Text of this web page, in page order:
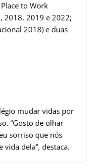
to Work
2018, 2019 e 2022;
2018) e duas
mudar vidas por
“Gosto de olhar
sorriso que nós
dela”, destaca.